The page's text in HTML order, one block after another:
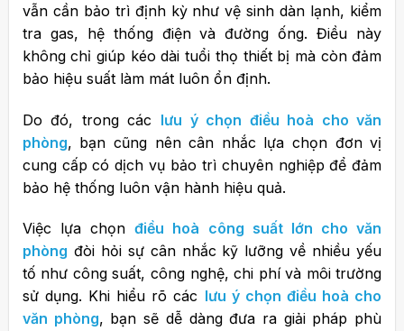
vẫn cần bảo trì định kỳ như vệ sinh dàn lạnh, kiểm
tra gas, hệ thống điện và đường ống. Điều này
không chỉ giúp kéo dài tuổi thọ thiết bị mà còn đảm
bảo hiệu suất làm mát luôn ổn định.
Do đó, trong các lưu ý chọn điều hoà cho văn
phòng, bạn cũng nên cân nhắc lựa chọn đơn vị
cung cấp có dịch vụ bảo trì chuyên nghiệp để đảm
bảo hệ thống luôn vận hành hiệu quả.
Việc lựa chọnđiều hoà công suất lớn cho văn
phòng đòi hỏi sự cân nhắc kỹ lưỡng về nhiều yếu
tố như công suất, công nghệ, chi phí và môi trường
sử dụng. Khi hiểu rõ các lưu ý chọn điều hoà cho
văn phòng, bạn sẽ dễ dàng đưa ra giải pháp phù